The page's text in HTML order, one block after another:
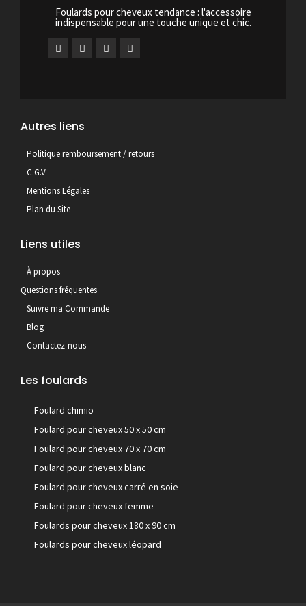
Foulards pour cheveux tendance : l'accessoire
indispensable pour une touche unique et chic.
Autres liens
Politique remboursement / retours
C.G.V
Mentions Légales
Plan du Site
Liens utiles
À propos
Questions fréquentes
Suivre ma Commande
Blog
Contactez-nous
Les foulards
Foulard chimio
Foulard pour cheveux 50 x 50 cm
Foulard pour cheveux 70 x 70 cm
Foulard pour cheveux blanc
Foulard pour cheveux carré en soie
Foulard pour cheveux femme
Foulards pour cheveux 180 x 90 cm
Foulards pour cheveux léopard